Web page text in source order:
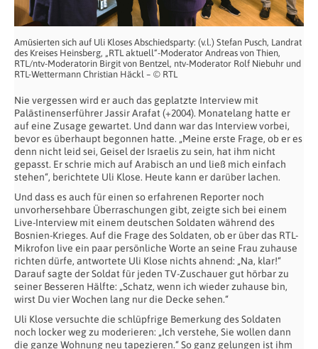
Amüsierten sich auf Uli Kloses Abschiedsparty: (v.l.) Stefan Pusch, Landrat
des Kreises Heinsberg, „RTL aktuell“-Moderator Andreas von Thien,
RTL/ntv-Moderatorin Birgit von Bentzel, ntv-Moderator Rolf Niebuhr und
RTL-Wettermann Christian Häckl – © RTL
Nie vergessen wird er auch das geplatzte Interview mit
Palästinenserführer Jassir Arafat (+2004). Monatelang hatte er
auf eine Zusage gewartet. Und dann war das Interview vorbei,
bevor es überhaupt begonnen hatte. „Meine erste Frage, ob er es
denn nicht leid sei, Geisel der Israelis zu sein, hat ihm nicht
gepasst. Er schrie mich auf Arabisch an und ließ mich einfach
stehen“, berichtete Uli Klose. Heute kann er darüber lachen.
Und dass es auch für einen so erfahrenen Reporter noch
unvorhersehbare Überraschungen gibt, zeigte sich bei einem
Live-Interview mit einem deutschen Soldaten während des
Bosnien-Krieges. Auf die Frage des Soldaten, ob er über das RTL-
Mikrofon live ein paar persönliche Worte an seine Frau zuhause
richten dürfe, antwortete Uli Klose nichts ahnend: „Na, klar!“
Darauf sagte der Soldat für jeden TV-Zuschauer gut hörbar zu
seiner Besseren Hälfte: „Schatz, wenn ich wieder zuhause bin,
wirst Du vier Wochen lang nur die Decke sehen.“
Uli Klose versuchte die schlüpfrige Bemerkung des Soldaten
noch locker weg zu moderieren: „Ich verstehe, Sie wollen dann
die ganze Wohnung neu tapezieren.“ So ganz gelungen ist ihm